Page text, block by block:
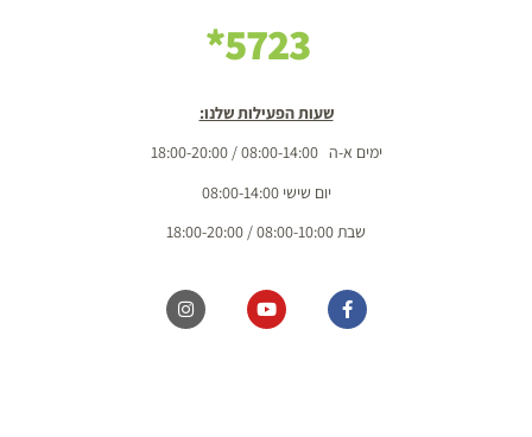
5723*
שעות הפעילות שלנו:
ימים א-ה 08:00-14:00 / 18:00-20:00
יום שישי 08:00-14:00
שבת 08:00-10:00 / 18:00-20:00